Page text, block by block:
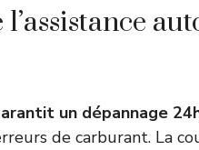
un dépannage
de carburant. La